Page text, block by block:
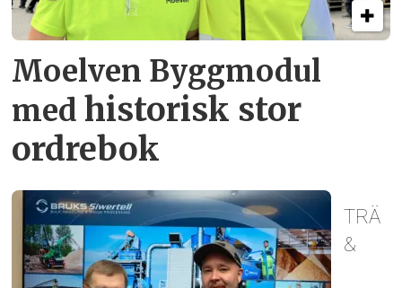
Moelven Byggmodul
med historisk stor
ordrebok
TRÄ
&